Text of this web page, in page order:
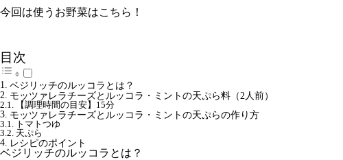
今回は使うお野菜はこちら！
目次
ベジリッチのルッコラとは？
モッツァレラチーズとルッコラ・ミントの天ぷら料（2人前）
【調理時間の目安】15分
モッツァレラチーズとルッコラ・ミントの天ぷらの作り方
トマトつゆ
天ぷら
レシピのポイント
ベジリッチのルッコラとは？